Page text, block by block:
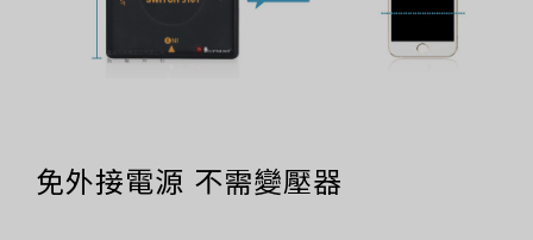
免外接電源 不需變壓器